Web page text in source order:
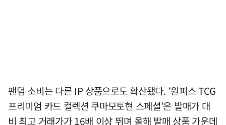
팬덤 소비는 다른 IP 상품으로도 확산됐다. '원피스 TCG
프리미엄 카드 컬렉션 쿠마모토현 스페셜'은 발매가 대
비 최고 거래가가 16배 이상 뛰며 올해 발매 상품 가운데